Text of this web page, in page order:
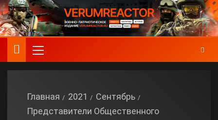
Главная 2021
Сентябрь
Представители Общественного